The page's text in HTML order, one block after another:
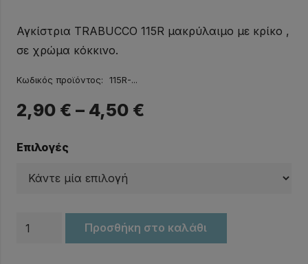
Αγκίστρια TRABUCCO 115R μακρύλαιμο με κρίκο ,
σε χρώμα κόκκινο.
Κωδικός προϊόντος: 115R-...
2,90 € – 4,50 €
Επιλογές
Αγκίστρια
TRABUCCO
Προσθήκη στο καλάθι